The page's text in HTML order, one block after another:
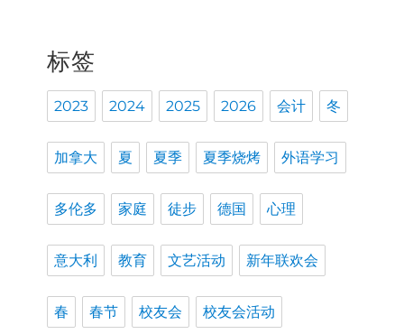
标签
2023 2024 2025 2026 会计 冬
加拿大 夏 夏季 夏季烧烤 外语学习
多伦多 家庭 徒步 德国 心理
意大利 教育 文艺活动 新年联欢会
春 春节 校友会 校友会活动